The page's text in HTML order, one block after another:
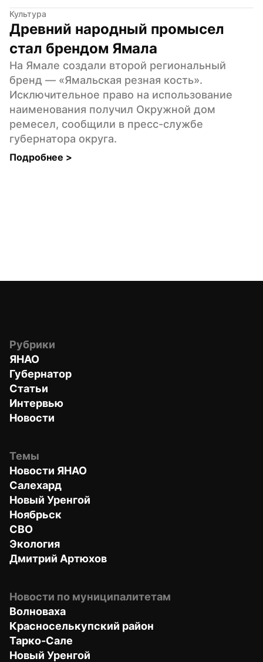
Культура
Древний народный промысел
стал брендом Ямала
На Ямале создали второй региональный
бренд — «Ямальская резная кость».
Исключительное право на использование
наименования получил Окружной дом
ремесел, сообщили в пресс-службе
губернатора округа.
Подробнее >
Рубрики
ЯНАО
Губернатор
Статьи
Интервью
Новости
Темы
Новости ЯНАО
Салехард
Новый Уренгой
Ноябрьск
СВО
Экология
Дмитрий Артюхов
Новости по муниципалитетам
Волноваха
Красноселькупский район
Тарко-Сале
Новый Уренгой